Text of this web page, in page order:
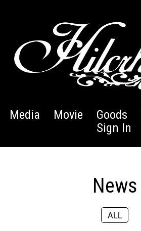
Media Movie Goods
Sign In
News
ALL